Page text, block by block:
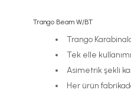
Trango Beam W/BT
Trango
Tek elle
Asimetrik şekli
Her ürün